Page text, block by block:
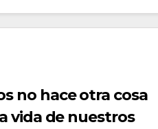
no hace otra cosa
vida de nuestros